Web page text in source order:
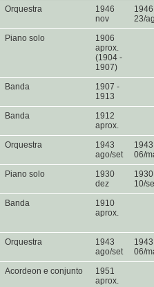
Orquestra
1946
nov
1946
23/
Piano solo
1906
aprox.
(1904 -
1907)
Banda
1907 -
1913
Banda
1912
aprox.
Orquestra
1943
ago/set
1943
06/
Piano solo
1930
dez
1930
10/
Banda
1910
aprox.
Orquestra
1943
ago/set
1943
06/
Acordeon e conjunto
1951
aprox.